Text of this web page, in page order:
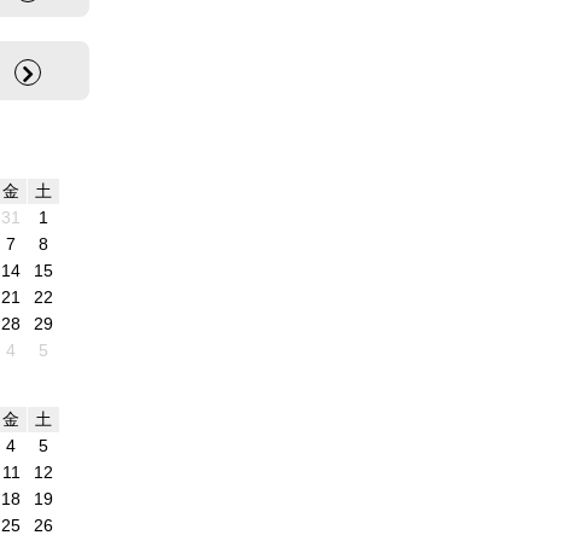
金
土
31
1
7
8
14
15
21
22
28
29
4
5
金
土
4
5
11
12
18
19
25
26